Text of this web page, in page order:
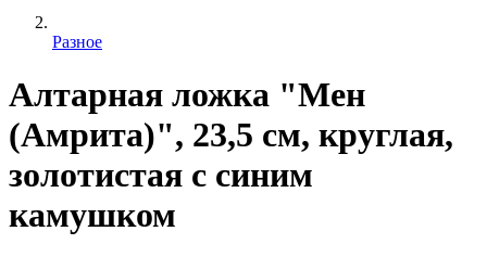
Разное
Алтарная ложка "Мен
(Амрита)", 23,5 см, круглая,
золотистая с синим
камушком